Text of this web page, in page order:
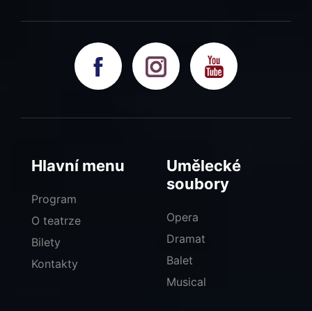
Hlavní menu
Program
O teatrze
Bilety
Kontakty
Umělecké
soubory
Opera
Dramat
Balet
Musical